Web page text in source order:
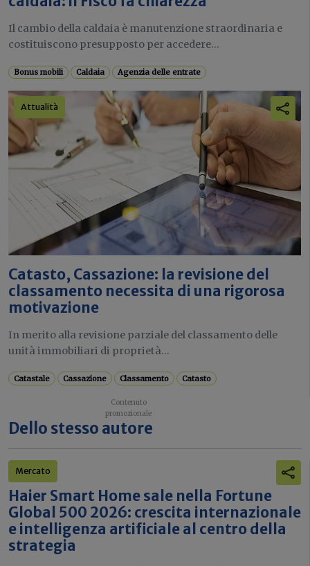
Il cambio della caldaia è manutenzione straordinaria e
costituiscono presupposto per accedere...
Bonus mobili Caldaia Agenzia delle entrate
Attualità
Catasto, Cassazione: la revisione del
classamento necessita di una rigorosa
motivazione
In merito alla revisione parziale del classamento delle
unità immobiliari di proprietà...
Catastale Cassazione Classamento Catasto
Dello stesso autore
Mercato
Haier Smart Home sale nella Fortune
Global 500 2026: crescita internazionale
e intelligenza artificiale al centro della
strategia